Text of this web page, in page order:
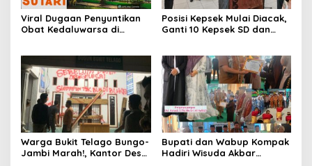
Viral Dugaan Penyuntikan
Obat Kedaluwarsa di
Belum Sempat Masuk ke
Tubuh Pasien
Posisi Kepsek Mulai Diacak,
Ganti 10 Kepsek SD dan
Warga Bukit Telago Bungo-
Jambi Marah!, Kantor Desa
Bupati dan Wabup Kompak
Hadiri Wisuda Akbar